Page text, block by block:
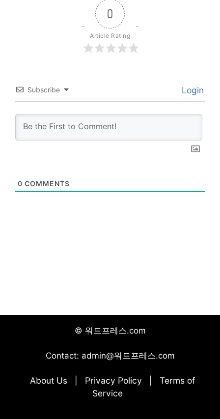
0
Article Rating
Subscribe Login
0 COMMENTS
© 워드프레스.com
Contact: admin@워드프레스.com
About Us Privacy Policy
Terms of
Service